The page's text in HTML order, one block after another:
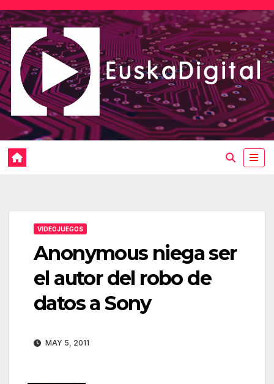
Saltar
al
contenido
VIDEOJUEGOS
Anonymous niega ser
el autor del robo de
datos a Sony
MAY 5, 2011